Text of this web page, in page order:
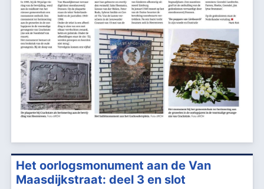
Het oorlogsmonument aan de Van
Maasdijkstraat: deel 3 en slot